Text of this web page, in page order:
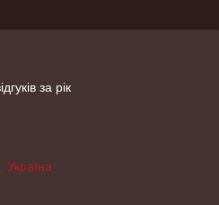
за рік
Україна